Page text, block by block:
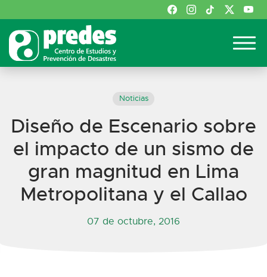
Noticias
Diseño de Escenario sobre
el impacto de un sismo de
gran magnitud en Lima
Metropolitana y el Callao
07 de octubre, 2016